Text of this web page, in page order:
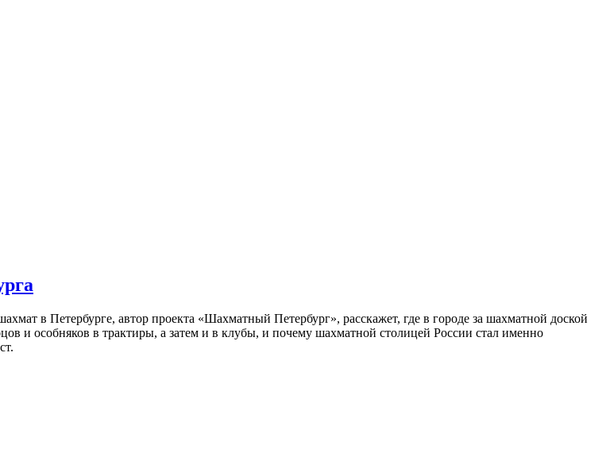
в Петербурге, автор проекта «Шахматный Петербург», расскажет, где в городе за шахматной доской
и особняков в трактиры, а затем и в клубы, и почему шахматной столицей России стал именно